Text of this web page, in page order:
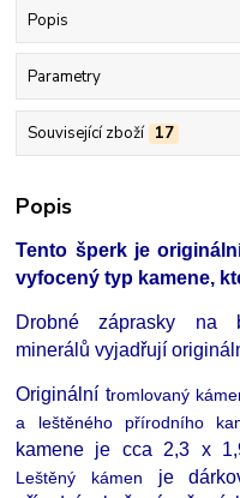
Popis
Parametry
Související zboží 17
Popis
Tento šperk je
vyfocený typ kamene,
Drobné záprasky na
minerálů vyjadřují
Originální tromlovaný
a leštěného přírodního
kamene je cca 2,3 x
Leštěný kámen je